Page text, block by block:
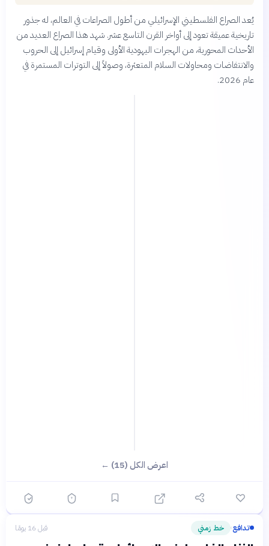
يُعد الصراع الفلسطيني الإسرائيلي من أطول الصراعات في العالم، له جذور
تاريخية عميقة تعود إلى أواخر القرن التاسع عشر. شهد هذا الصراع العديد من
الأحداث المحورية، من الهجرات اليهودية الأولى وقيام إسرائيل إلى الحروب
والانتفاضات ومحاولات السلام المتعثرة، وصولاً إلى التوترات المستمرة في
عام 2026.
اعرض الكل (15) ←
تدافع› خط زمني قبل 16 يومًا